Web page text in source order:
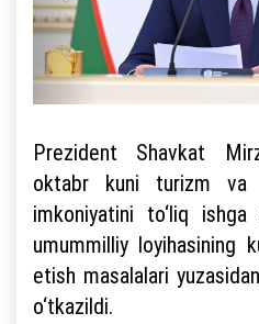
Prezident Shavkat
oktabr kuni turizm va
imkoniyatini to‘liq ishga
umummilliy loyihasining
etish masalalari
o‘tkazildi.